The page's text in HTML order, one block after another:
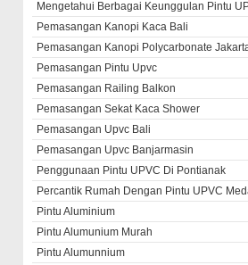
Mengetahui Berbagai Keunggulan Pintu
Pemasangan Kanopi Kaca Bali
Pemasangan Kanopi Polycarbonate
Pemasangan Pintu Upvc
Pemasangan Railing Balkon
Pemasangan Sekat Kaca Shower
Pemasangan Upvc Bali
Pemasangan Upvc Banjarmasin
Penggunaan Pintu UPVC Di Pontianak
Percantik Rumah Dengan Pintu UPVC
Pintu Aluminium
Pintu Alumunium Murah
Pintu Alumunnium